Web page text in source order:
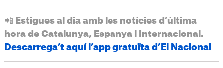
📲 Estigues al dia amb les notícies d’última
hora de Catalunya, Espanya i Internacional.
Descarrega’t aquí l’app gratuïta d’El Nacional